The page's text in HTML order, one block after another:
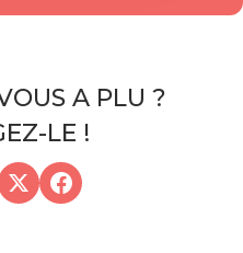
A PLU ?
LE !